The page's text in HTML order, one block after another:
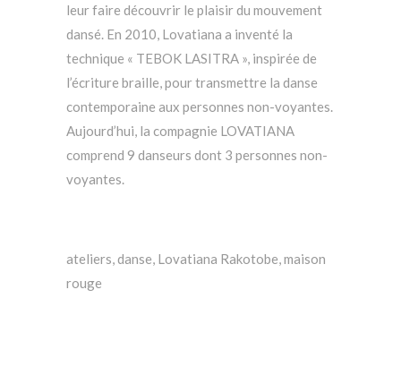
leur faire découvrir le plaisir du mouvement
dansé. En 2010, Lovatiana a inventé la
technique « TEBOK LASITRA », inspirée de
l’écriture braille, pour transmettre la danse
contemporaine aux personnes non-voyantes.
Aujourd’hui, la compagnie LOVATIANA
comprend 9 danseurs dont 3 personnes non-
voyantes.
ateliers danse Lovatiana Rakotobe maison
rouge